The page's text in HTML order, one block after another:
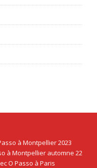
à Montpellier 2023
à Montpellier automne 22
O Passo à Paris